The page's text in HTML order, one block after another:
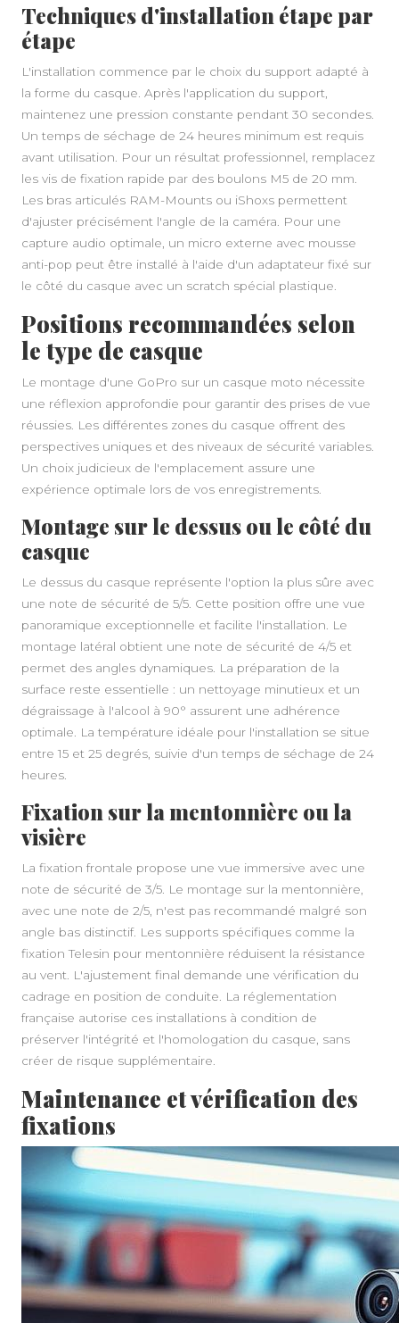
Techniques d'installation étape par
étape
L'installation commence par le choix du support adapté à
la forme du casque. Après l'application du support,
maintenez une pression constante pendant 30 secondes.
Un temps de séchage de 24 heures minimum est requis
avant utilisation. Pour un résultat professionnel, remplacez
les vis de fixation rapide par des boulons M5 de 20 mm.
Les bras articulés RAM-Mounts ou iShoxs permettent
d'ajuster précisément l'angle de la caméra. Pour une
capture audio optimale, un micro externe avec mousse
anti-pop peut être installé à l'aide d'un adaptateur fixé sur
le côté du casque avec un scratch spécial plastique.
Positions recommandées selon
le type de casque
Le montage d'une GoPro sur un casque moto nécessite
une réflexion approfondie pour garantir des prises de vue
réussies. Les différentes zones du casque offrent des
perspectives uniques et des niveaux de sécurité variables.
Un choix judicieux de l'emplacement assure une
expérience optimale lors de vos enregistrements.
Montage sur le dessus ou le côté du
casque
Le dessus du casque représente l'option la plus sûre avec
une note de sécurité de 5/5. Cette position offre une vue
panoramique exceptionnelle et facilite l'installation. Le
montage latéral obtient une note de sécurité de 4/5 et
permet des angles dynamiques. La préparation de la
surface reste essentielle : un nettoyage minutieux et un
dégraissage à l'alcool à 90° assurent une adhérence
optimale. La température idéale pour l'installation se situe
entre 15 et 25 degrés, suivie d'un temps de séchage de 24
heures.
Fixation sur la mentonnière ou la
visière
La fixation frontale propose une vue immersive avec une
note de sécurité de 3/5. Le montage sur la mentonnière,
avec une note de 2/5, n'est pas recommandé malgré son
angle bas distinctif. Les supports spécifiques comme la
fixation Telesin pour mentonnière réduisent la résistance
au vent. L'ajustement final demande une vérification du
cadrage en position de conduite. La réglementation
française autorise ces installations à condition de
préserver l'intégrité et l'homologation du casque, sans
créer de risque supplémentaire.
Maintenance et vérification des
fixations